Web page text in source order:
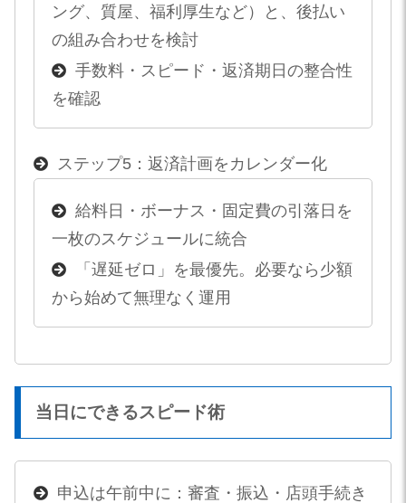
ング、質屋、福利厚生など）と、後払い
の組み合わせを検討
手数料・スピード・返済期日の整合性
を確認
ステップ5：返済計画をカレンダー化
給料日・ボーナス・固定費の引落日を
一枚のスケジュールに統合
「遅延ゼロ」を最優先。必要なら少額
から始めて無理なく運用
当日にできるスピード術
申込は午前中に：審査・振込・店頭手続き